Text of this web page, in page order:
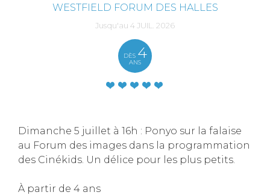
WESTFIELD FORUM DES HALLES
Jusqu'au 4 JUIL. 2026
DÈS 4
ANS
Dimanche 5 juillet à 16h : Ponyo sur la falaise
au Forum des images dans la programmation
des Cinékids. Un délice pour les plus petits.
À partir de 4 ans